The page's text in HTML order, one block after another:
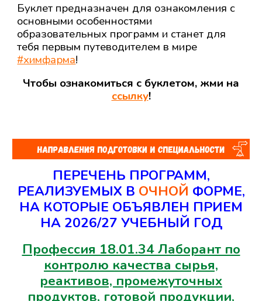
Буклет предназначен для ознакомления с
основными особенностями
образовательных программ и станет для
тебя первым путеводителем в мире
#химфарма!
Чтобы ознакомиться с буклетом, жми на
ссылку!
ПЕРЕЧЕНЬ ПРОГРАММ,
РЕАЛИЗУЕМЫХ В ОЧНОЙ ФОРМЕ,
НА КОТОРЫЕ ОБЪЯВЛЕН ПРИЕМ
НА 2026/27 УЧЕБНЫЙ ГОД
Профессия 18.01.34 Лаборант по
контролю качества сырья,
реактивов, промежуточных
продуктов, готовой продукции,